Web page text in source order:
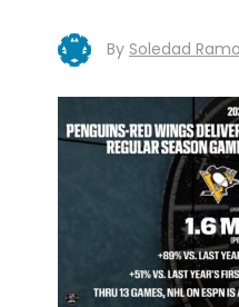
By Soledad